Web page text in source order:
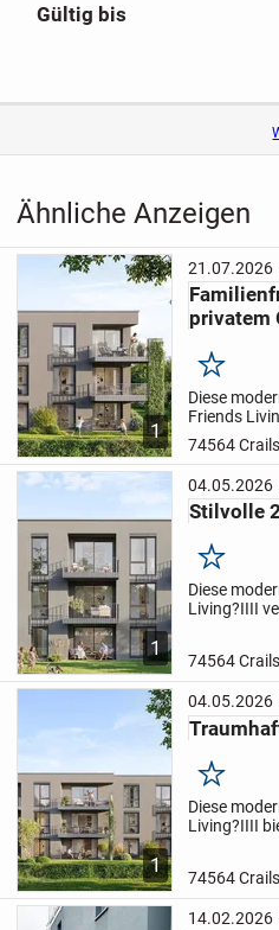
Gültig bis
Ähnliche Anzeigen
1
21.07.2026
privatem
Merken
Diese
Friends
Wohn- und
74564
1
04.05.2026
Stilvolle
Merken
Diese
Living?IIII
74564
1
04.05.2026
Merken
Diese
Living?IIII
74564
14.02.2026